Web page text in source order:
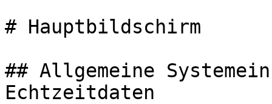
# Hauptbildschirm
## Allgemeine
Echtzeitdaten